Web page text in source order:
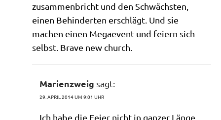
zusam­men­bricht und den Schwäch­sten,
einen Behin­der­ten erschlägt. Und sie
machen einen Megae­vent und fei­ern sich
selbst. Bra­ve new church.
Marienzweig sagt:
29. APRIL 2014 UM 9:01 UHR
Ich habe die Fei­er nicht in gan­zer Län­ge